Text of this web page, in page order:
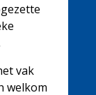
vak
welkom